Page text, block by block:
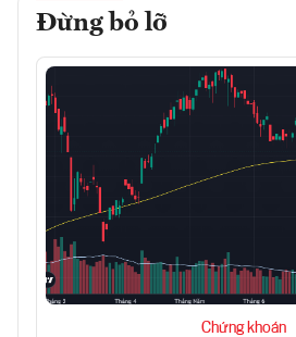
Đừng bỏ lỡ
Chứng khoán